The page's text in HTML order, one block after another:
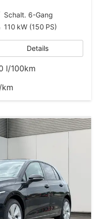
Schalt. 6-Gang
110 kW (150 PS)
Details
l/100km